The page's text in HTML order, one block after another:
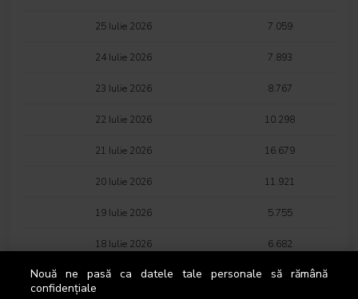
25 Iulie 2026 7.059
24 Iulie 2026 7.893
23 Iulie 2026 8.767
22 Iulie 2026 10.298
21 Iulie 2026 16.679
20 Iulie 2026 11.921
19 Iulie 2026 5.755
18 Iulie 2026 6.682
17 Iulie 2026 5.302
Nouă ne pasă ca datele tale personale să rămână
confidențiale